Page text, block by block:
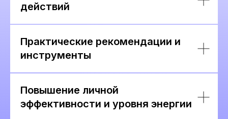
действий
Практические рекомендации и
инструменты
Повышение личной
эффективности и уровня энергии